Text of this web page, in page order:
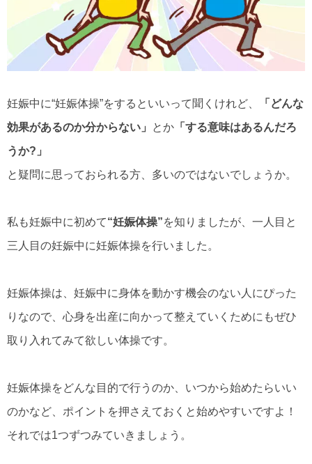
妊娠中に“妊娠体操”をするといいって聞くけれど、
「どんな
効果があるのか分からない」
とか 「する意味はあるんだろ
うか?」
と疑問に思っておられる方、多いのではないでしょうか。
私も妊娠中に初めて“妊娠体操”を知りましたが、一人目と
三人目の妊娠中に妊娠体操を行いました。
妊娠体操は、妊娠中に身体を動かす機会のない人にぴった
りなので、心身を出産に向かって整えていくためにもぜひ
取り入れてみて欲しい体操です。
妊娠体操をどんな目的で行うのか、いつから始めたらいい
のかなど、ポイントを押さえておくと始めやすいですよ！
それでは1つずつみていきましょう。